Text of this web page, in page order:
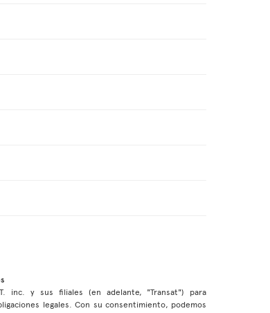
inc. y sus filiales (en adelante, "Transat") para
legales. Con su consentimiento, podemos